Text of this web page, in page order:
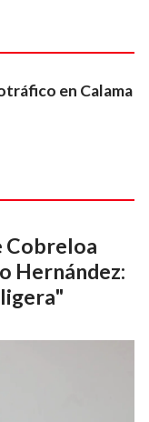
en Calama
Cobreloa
Hernández: